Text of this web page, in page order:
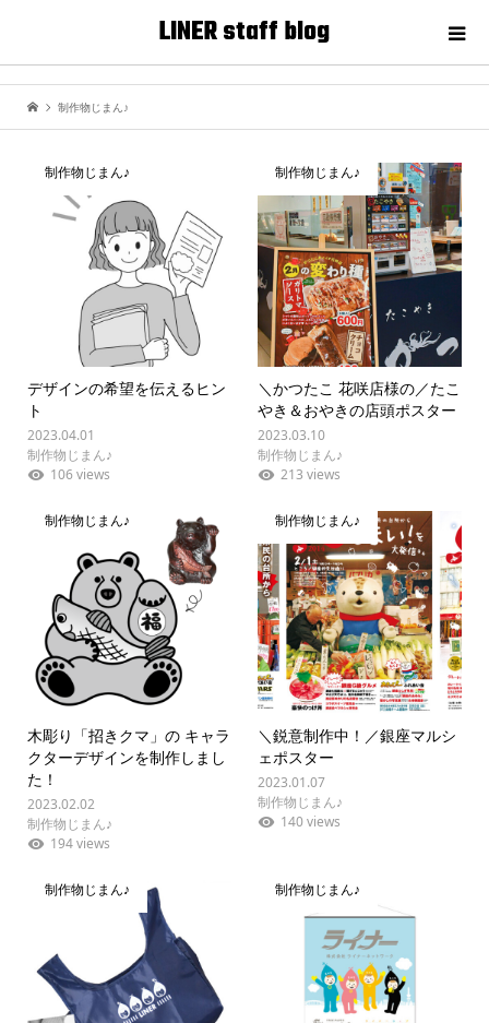
LINER staff blog
制作物じまん♪
制作物じまん♪
デザインの希望を伝えるヒン
ト
2023.04.01
制作物じまん♪
106 views
制作物じまん♪
＼かつたこ 花咲店様の／たこ
やき＆おやきの店頭ポスター
2023.03.10
制作物じまん♪
213 views
制作物じまん♪
木彫り「招きクマ」の キャラ
クターデザインを制作しまし
た！
2023.02.02
制作物じまん♪
194 views
制作物じまん♪
＼鋭意制作中！／銀座マルシ
ェポスター
2023.01.07
制作物じまん♪
140 views
制作物じまん♪ 制作物じまん♪